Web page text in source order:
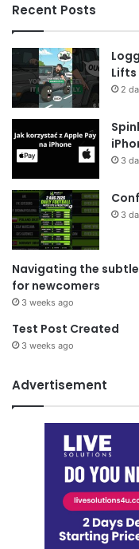
Recent Posts
Lifts
2
3
3
Navigating the
for newcomers
3 weeks ago
Test Post Created
3 weeks ago
Advertisement